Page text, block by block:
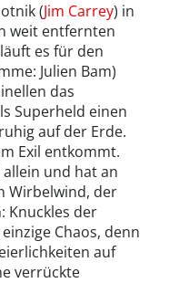
(Jim Carrey) in
weit entfernten
es für den
Julien Bam)
das
Superheld einen
auf der Erde.
Exil entkommt.
und hat an
Wirbelwind, der
Knuckles der
Chaos, denn
auf
verrückte